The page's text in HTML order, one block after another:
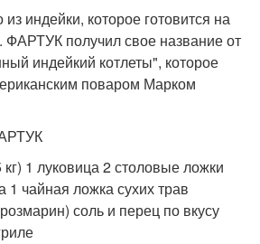
индейки, которое готовится на
ФАРТУК получил свое название от
индейкий котлеты", которое
поваром Марком
1 луковица 2 столовые ложки
1 чайная ложка сухих трав
соль и перец по вкусу